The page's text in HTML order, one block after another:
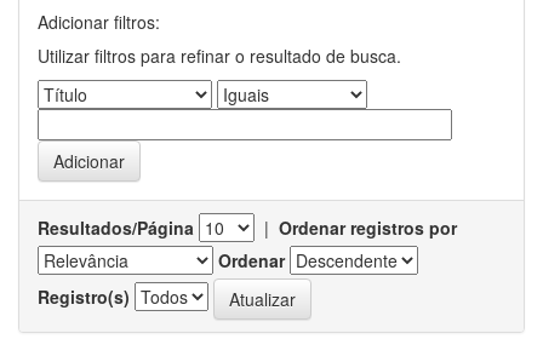
Adicionar filtros:
Utilizar filtros para refinar o resultado de busca.
Resultados/Página | Ordenar registros por
Ordenar
Registro(s)